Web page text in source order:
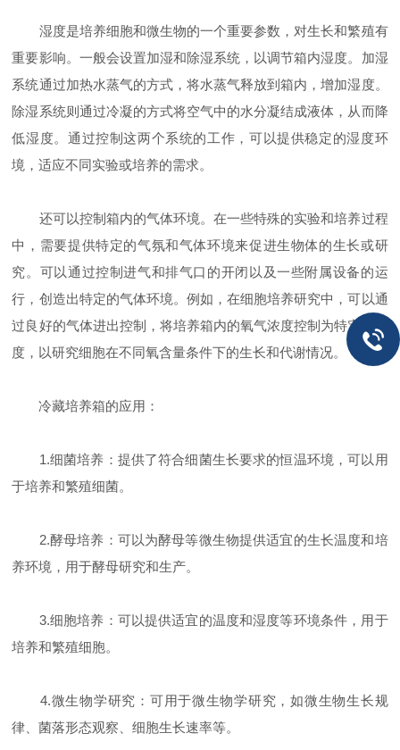
湿度是培养细胞和微生物的一个重要参数，对生长和繁殖有
重要影响。一般会设置加湿和除湿系统，以调节箱内湿度。加湿
系统通过加热水蒸气的方式，将水蒸气释放到箱内，增加湿度。
除湿系统则通过冷凝的方式将空气中的水分凝结成液体，从而降
低湿度。通过控制这两个系统的工作，可以提供稳定的湿度环
境，适应不同实验或培养的需求。
还可以控制箱内的气体环境。在一些特殊的实验和培养过程
中，需要提供特定的气氛和气体环境来促进生物体的生长或研
究。可以通过控制进气和排气口的开闭以及一些附属设备的运
行，创造出特定的气体环境。例如，在细胞培养研究中，可以通
过良好的气体进出控制，将培养箱内的氧气浓度控制为特定的浓
度，以研究细胞在不同氧含量条件下的生长和代谢情况。
冷藏培养箱的应用：
1.细菌培养：提供了符合细菌生长要求的恒温环境，可以用
于培养和繁殖细菌。
2.酵母培养：可以为酵母等微生物提供适宜的生长温度和培
养环境，用于酵母研究和生产。
3.细胞培养：可以提供适宜的温度和湿度等环境条件，用于
培养和繁殖细胞。
4.微生物学研究：可用于微生物学研究，如微生物生长规
律、菌落形态观察、细胞生长速率等。